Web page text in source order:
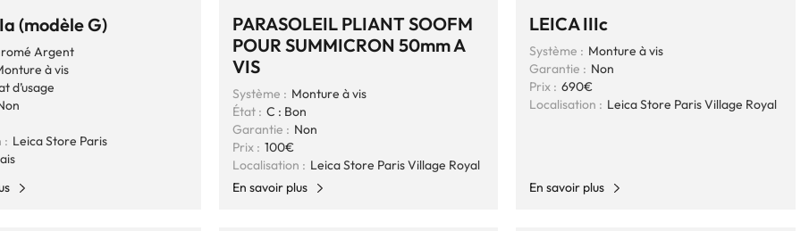
(modèle G)
Argent
à vis
d’usage
: Leica Store Paris
PARASOLEIL PLIANT SOOFM
POUR SUMMICRON 50mm A
VIS
Système : Monture à vis
État : C : Bon
Garantie : Non
Prix : 100€
Localisation : Leica Store Paris Village Royal
En savoir plus
LEICA IIIc
Système : Monture à vis
Garantie : Non
Prix : 690€
Localisation : Leica Store Paris Village Royal
En savoir plus